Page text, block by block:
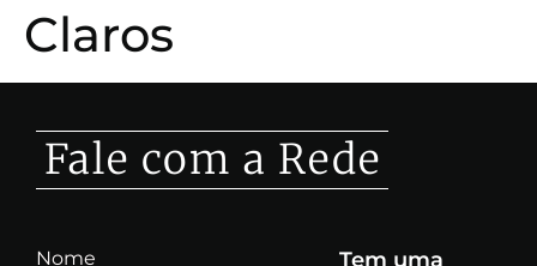
Claros
Fale com a Rede
Nome
Tem uma